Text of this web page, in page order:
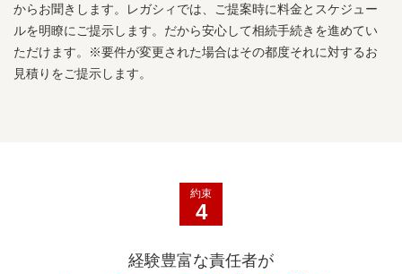
からお聞きします。レガシィでは、ご提案時に料金とスケジュー
ルを明瞭にご提示します。だから安心して相続手続きを進めてい
ただけます。※要件が変更された場合はその都度それに対するお
見積りをご提示します。
約束
4
経験豊富な責任者が